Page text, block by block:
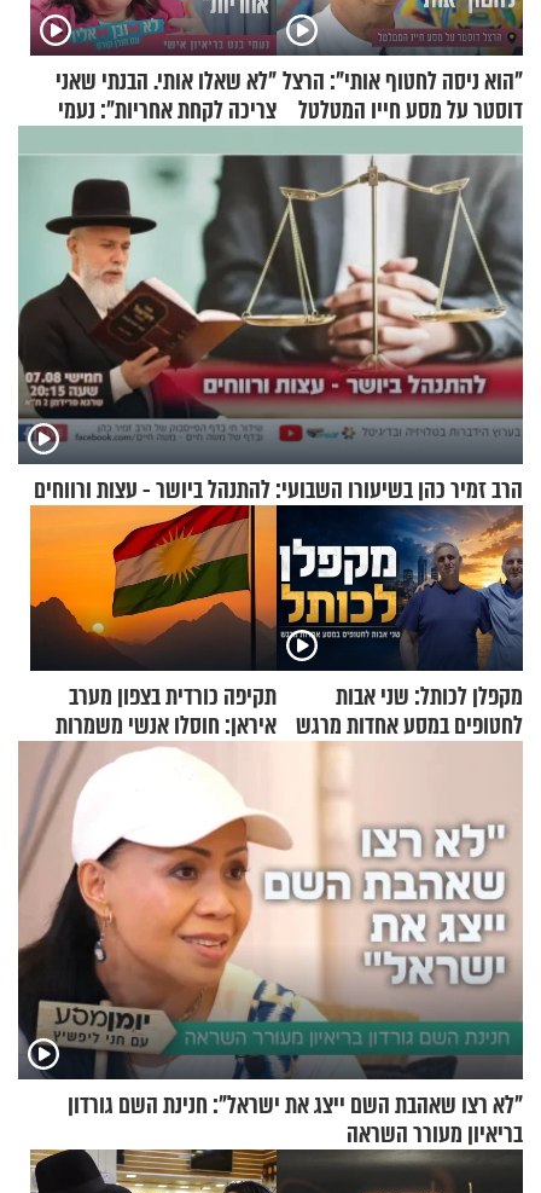
"הוא ניסה לחטוף אותי": הרצל
דוסטר על מסע חייו המטלטל
"לא שאלו אותי. הבנתי שאני
צריכה לקחת אחריות": נעמי
הרב זמיר כהן בשיעורו השבועי: להתנהל ביושר - עצות ורווחים
מקפלן לכותל: שני אבות
לחטופים במסע אחדות מרגש
תקיפה כורדית בצפון מערב
איראן: חוסלו אנשי משמרות
המהפכה
"לא רצו שאהבת השם ייצג את ישראל": חנינת השם גורדון
בריאיון מעורר השראה